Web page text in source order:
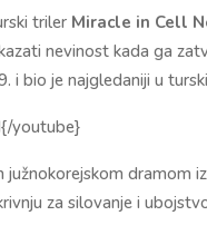
triler Miracle in Cell
nevinost kada ga
i bio je najgledaniji u
youtube}
južnokorejskom dramom
za silovanje i